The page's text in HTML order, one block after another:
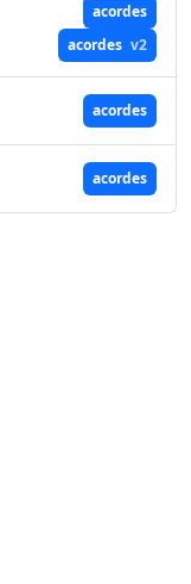
acordes
acordes v2
acordes
acordes